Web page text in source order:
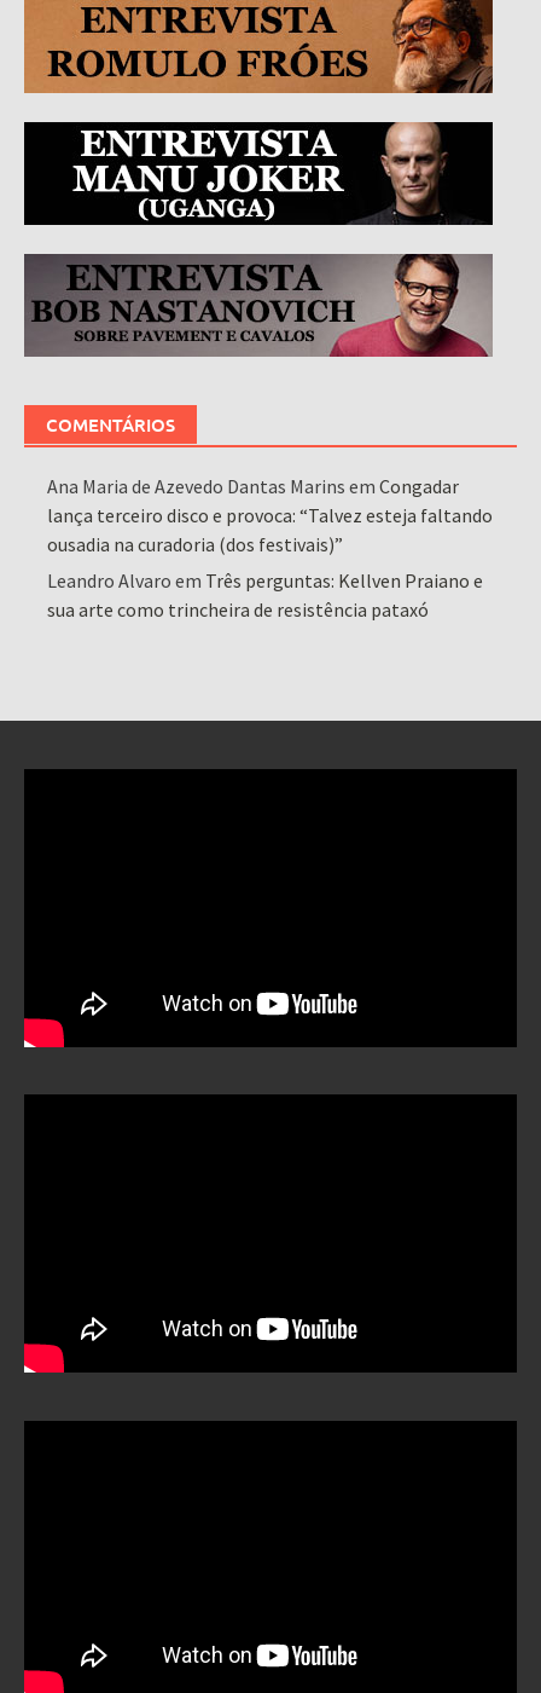
COMENTÁRIOS
Ana Maria de Azevedo Dantas Marins emCongadar
lança terceiro disco e provoca: “Talvez esteja faltando
ousadia na curadoria (dos festivais)”
Leandro Alvaro em Três perguntas: Kellven Praiano e
sua arte como trincheira de resistência pataxó